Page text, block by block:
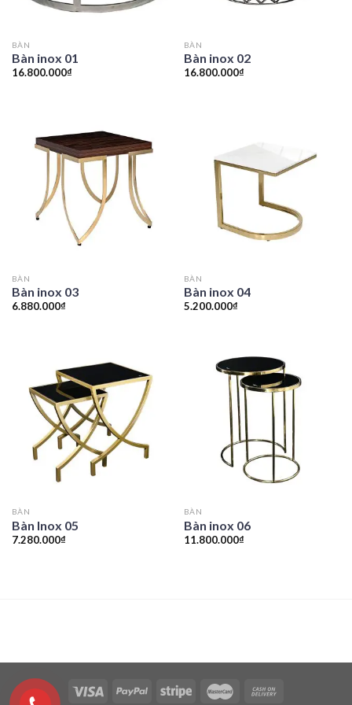
BÀN
Bàn inox 01
16.800.000₫
BÀN
Bàn inox 02
16.800.000₫
BÀN
Bàn inox 03
6.880.000₫
BÀN
Bàn inox 04
5.200.000₫
BÀN
Bàn Inox 05
7.280.000₫
BÀN
Bàn inox 06
11.800.000₫